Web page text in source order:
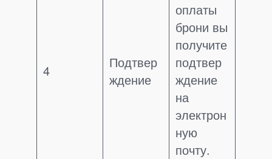
4
Подтвер
ждение
оплаты
брони вы
получите
подтвер
ждение
на
электрон
ную
почту.